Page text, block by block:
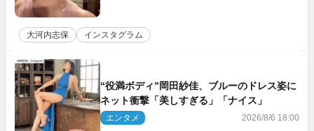
大河内志保 インスタグラム
“役満ボディ”岡田紗佳、ブルーのドレス姿に
ネット衝撃「美しすぎる」「ナイス」
エンタメ 2026/8/6 18:00